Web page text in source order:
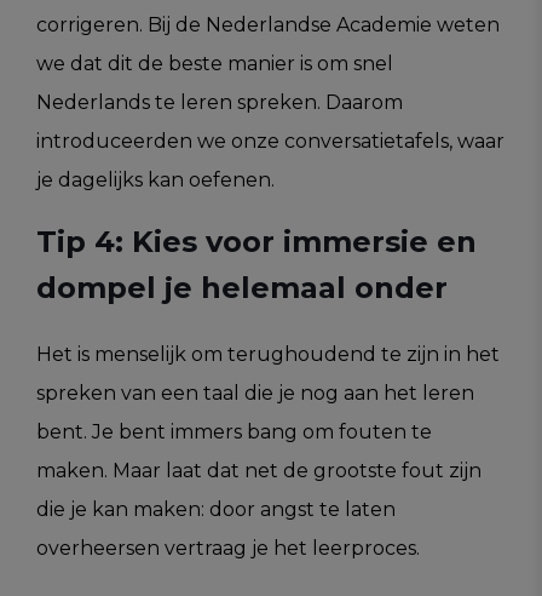
corrigeren. Bij de Nederlandse Academie weten
we dat dit de beste manier is om snel
Nederlands te leren spreken. Daarom
introduceerden we onze conversatietafels, waar
je dagelijks kan oefenen.
Tip 4: Kies voor immersie en
dompel je helemaal onder
Het is menselijk om terughoudend te zijn in het
spreken van een taal die je nog aan het leren
bent. Je bent immers bang om fouten te
maken. Maar laat dat net de grootste fout zijn
die je kan maken: door angst te laten
overheersen vertraag je het leerproces.